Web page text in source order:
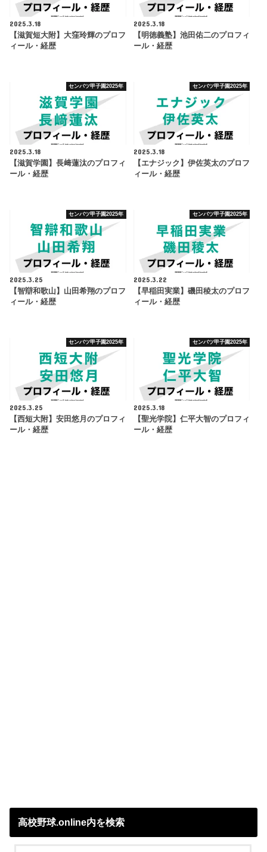
2025.3.18
【滋賀短大附】大窪玲輝のプロフ
ィール・経歴
2025.3.18
【明徳義塾】池田佑二のプロフィ
ール・経歴
センバツ甲子園2025年
2025.3.18
【滋賀学園】長﨑蓮汰のプロフィ
ール・経歴
センバツ甲子園2025年
2025.3.18
【エナジック】伊佐英太のプロフ
ィール・経歴
センバツ甲子園2025年
2025.3.25
【智辯和歌山】山田希翔のプロフ
ィール・経歴
センバツ甲子園2025年
2025.3.22
【早稲田実業】磯田稜太のプロフ
ィール・経歴
センバツ甲子園2025年
2025.3.25
【西短大附】安田悠月のプロフィ
ール・経歴
センバツ甲子園2025年
2025.3.18
【聖光学院】仁平大智のプロフィ
ール・経歴
高校野球.online内を検索